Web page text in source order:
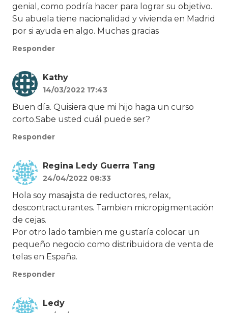
genial, como podría hacer para lograr su objetivo.
Su abuela tiene nacionalidad y vivienda en Madrid
por si ayuda en algo. Muchas gracias
Responder
Kathy
14/03/2022 17:43
Buen día. Quisiera que mi hijo haga un curso
corto.Sabe usted cuál puede ser?
Responder
Regina Ledy Guerra Tang
24/04/2022 08:33
Hola soy masajista de reductores, relax,
descontracturantes. Tambien micropigmentación
de cejas.
Por otro lado tambien me gustaría colocar un
pequeño negocio como distribuidora de venta de
telas en España.
Responder
Ledy